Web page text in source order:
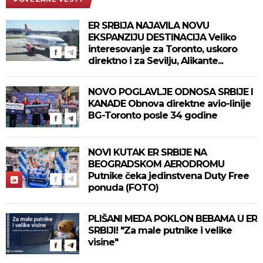
ER SRBIJA NAJAVILA NOVU
EKSPANZIJU DESTINACIJA Veliko
interesovanje za Toronto, uskoro
direktno i za Sevilju, Alikante...
NOVO POGLAVLJE ODNOSA SRBIJE I
KANADE Obnova direktne avio-linije
BG-Toronto posle 34 godine
NOVI KUTAK ER SRBIJE NA
BEOGRADSKOM AERODROMU
Putnike čeka jedinstvena Duty Free
ponuda (FOTO)
PLIŠANI MEDA POKLON BEBAMA U ER
SRBIJI! "Za male putnike i velike
visine"